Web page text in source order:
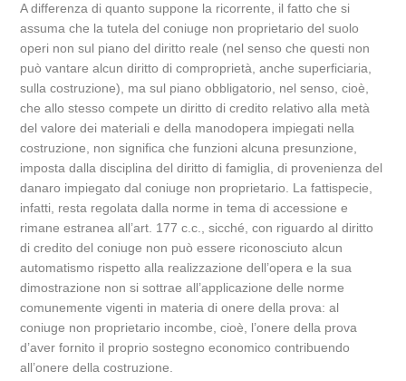
A differenza di quanto suppone la ricorrente, il fatto che si
assuma che la tutela del coniuge non proprietario del suolo
operi non sul piano del diritto reale (nel senso che questi non
può vantare alcun diritto di comproprietà, anche superficiaria,
sulla costruzione), ma sul piano obbligatorio, nel senso, cioè,
che allo stesso compete un diritto di credito relativo alla metà
del valore dei materiali e della manodopera impiegati nella
costruzione, non significa che funzioni alcuna presunzione,
imposta dalla disciplina del diritto di famiglia, di provenienza del
danaro impiegato dal coniuge non proprietario. La fattispecie,
infatti, resta regolata dalla norme in tema di accessione e
rimane estranea all’art. 177 c.c., sicché, con riguardo al diritto
di credito del coniuge non può essere riconosciuto alcun
automatismo rispetto alla realizzazione dell’opera e la sua
dimostrazione non si sottrae all’applicazione delle norme
comunemente vigenti in materia di onere della prova: al
coniuge non proprietario incombe, cioè, l’onere della prova
d’aver fornito il proprio sostegno economico contribuendo
all’onere della costruzione.